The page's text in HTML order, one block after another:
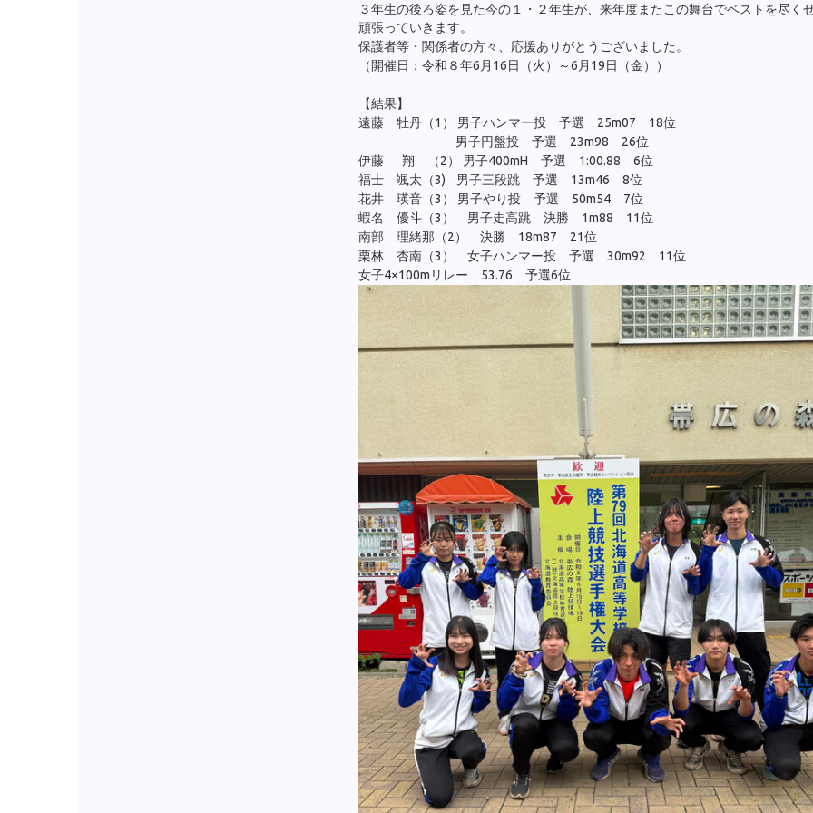
３年生の後ろ姿を見た今の１・２年生が、来年度またこの舞台でベストを尽く
頑張っていきます。
保護者等・関係者の方々、応援ありがとうございました。
（開催日：令和８年6月16日（火）～6月19日（金））
【結果】
遠藤 牡丹（1） 男子ハンマー投 予選 25m07 18位
男子円盤投 予選 23m98 26位
伊藤 翔 （2） 男子400mH 予選 1:00.88 6位
福士 颯太（3) 男子三段跳 予選 13m46 8位
花井 瑛音（3） 男子やり投 予選 50m54 7位
蝦名 優斗（3） 男子走高跳 決勝 1m88 11位
南部 理緒那（2） 決勝 18m87 21位
栗林 杏南（3） 女子ハンマー投 予選 30m92 11位
女子4×100mリレー 53.76 予選6位